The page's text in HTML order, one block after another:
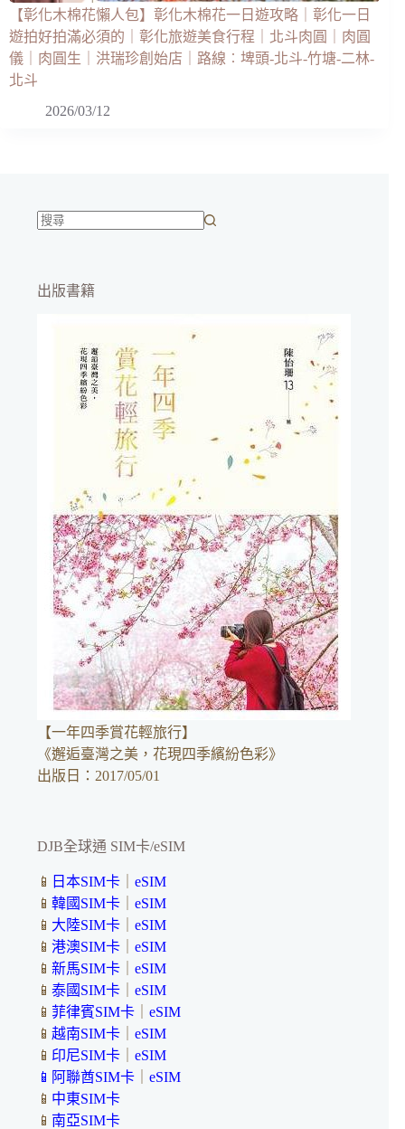
【彰化木棉花懶人包】彰化木棉花一日遊攻略｜彰化一日
遊拍好拍滿必須的｜彰化旅遊美食行程｜北斗肉圓｜肉圓
儀｜肉圓生｜洪瑞珍創始店｜路線︰埤頭-北斗-竹塘-二林-
北斗
2026/03/12
到
出版書籍
【一年四季賞花輕旅行】
《邂逅臺灣之美，花現四季繽紛色彩》
出版日：2017/05/01
DJB全球通 SIM卡/eSIM
📱 日本SIM卡
eSIM
📱 韓國SIM卡
eSIM
📱 大陸SIM卡
eSIM
📱 港澳SIM卡
eSIM
📱 新馬SIM卡
eSIM
📱 泰國SIM卡
eSIM
📱 菲律賓SIM卡
eSIM
📱 越南SIM卡
eSIM
📱 印尼SIM卡
eSIM
📱 阿聯酋SIM卡
eSIM
📱 中東SIM卡
📱 南亞SIM卡